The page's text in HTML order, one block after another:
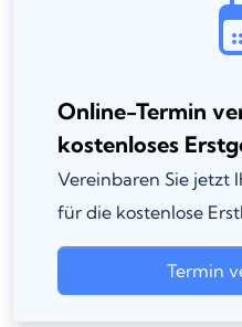
Online-Termin
kostenloses
Vereinbaren Sie jetzt
für die kostenlose
Termin